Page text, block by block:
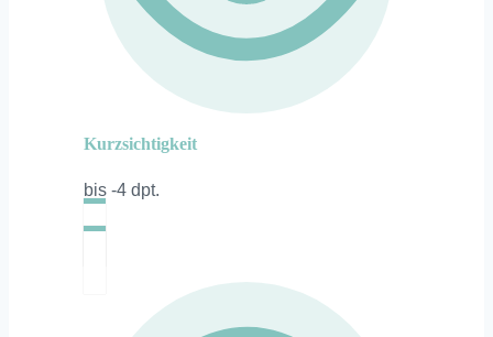
Kurzsichtigkeit
bis -4 dpt.